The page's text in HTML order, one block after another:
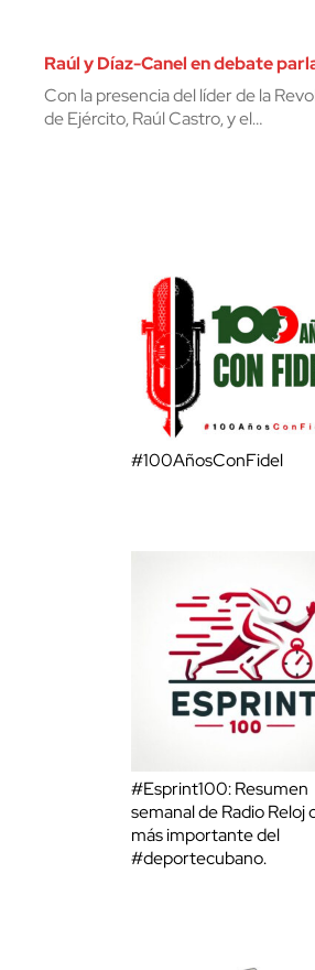
Raúl y Díaz-Canel en debate
Con la presencia del líder de la
de Ejército, Raúl Castro, y el…
#100AñosConFidel
#Esprint100: Resumen
semanal de Radio Reloj
más importante del
#deportecubano.